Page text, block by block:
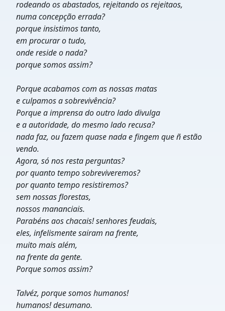
rodeando os abastados, rejeitando os rejeitaos,
numa concepção errada?
porque insistimos tanto,
em procurar o tudo,
onde reside o nada?
porque somos assim?
Porque acabamos com as nossas matas
e culpamos a sobrevivência?
Porque a imprensa do outro lado divulga
e a autoridade, do mesmo lado recusa?
nada faz, ou fazem quase nada e fingem que ñ estão
vendo.
Agora, só nos resta perguntas?
por quanto tempo sobreviveremos?
por quanto tempo resistiremos?
sem nossas florestas,
nossos mananciais.
Parabéns aos chacais! senhores feudais,
eles, infelismente sairam na frente,
muito mais além,
na frente da gente.
Porque somos assim?
Talvéz, porque somos humanos!
humanos! desumano.